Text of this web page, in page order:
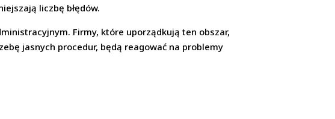
liczbę błędów.
Firmy, które uporządkują ten obszar,
jasnych procedur, będą reagować na problemy